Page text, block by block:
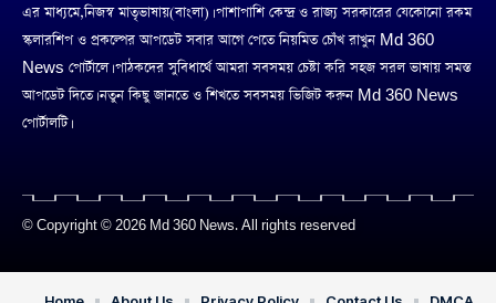
এর মাধ্যমে,নিজস্ব মাতৃভাষায়(বাংলা)। পাশাপাশি কেন্দ্র ও রাজ্য সরকারের যেকোনো রকম
স্কলারশিপ ও প্রকল্পের আপডেট সবার আগে পেতে নিয়মিত চোঁখ রাখুন Md 360
News পোর্টালে। পাঠকদের সুবিধার্থে আমরা সবসময় চেষ্টা করি সহজ সরল ভাষায় সমস্ত
আপডেট দিতে। নতুন কিছু জানতে ও শিখতে সবসময় ভিজিট করুন Md 360 News
পোর্টালটি।
© Copyright © 2026 Md 360 News. All rights reserved